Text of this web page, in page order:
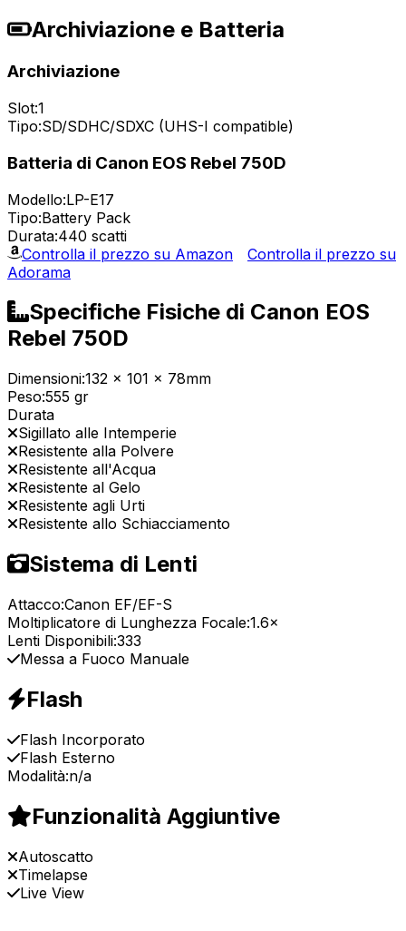
Archiviazione e Batteria
Archiviazione
Slot:1
Tipo:SD/SDHC/SDXC (UHS-I compatible)
Batteria di Canon EOS Rebel 750D
Modello:LP-E17
Tipo:Battery Pack
Durata:440 scatti
Controlla il prezzo su Amazon
Controlla il prezzo su
Adorama
Specifiche Fisiche di Canon EOS
Rebel 750D
Dimensioni:132 x 101 x 78mm
Peso:555 gr
Durata
Sigillato alle Intemperie
Resistente alla Polvere
Resistente all'Acqua
Resistente al Gelo
Resistente agli Urti
Resistente allo Schiacciamento
Sistema di Lenti
Attacco:Canon EF/EF-S
Moltiplicatore di Lunghezza Focale:1.6×
Lenti Disponibili:333
Messa a Fuoco Manuale
Flash
Flash Incorporato
Flash Esterno
Modalità:n/a
Funzionalità Aggiuntive
Autoscatto
Timelapse
Live View